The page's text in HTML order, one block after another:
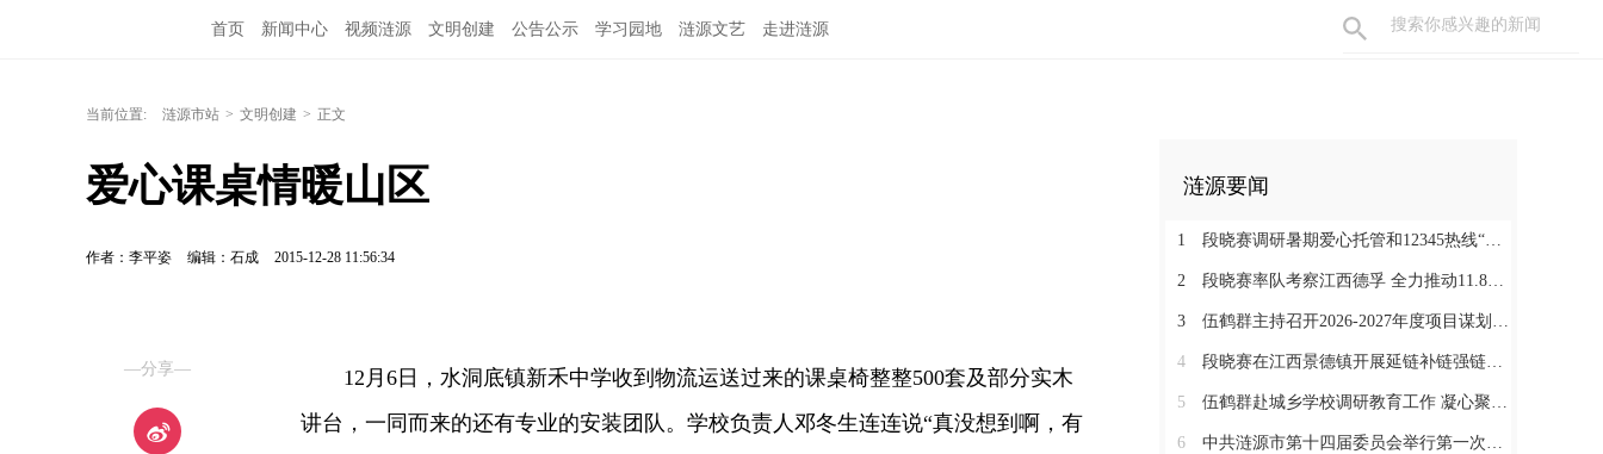
首页 新闻中心 视频涟源 文明创建 公告公示 学习园地 涟源文艺 走进涟源
当前位置: 涟源市站 > 文明创建 > 正文
爱心课桌情暖山区
作者：李平姿 编辑：石成 2015-12-28 11:56:34
—分享—
12月6日，水洞底镇新禾中学收到物流运送过来的课桌椅整整500套及部分实木
讲台，一同而来的还有专业的安装团队。学校负责人邓冬生连连说“真没想到啊，有
涟源要闻
1 段晓赛调研暑期爱心托管和12345热线“领导接听日”工作：在办好民生实事中打通基层治理“最后一米”
2 段晓赛率队考察江西德孚 全力推动11.8亿元循环经济项目提速增效
3 伍鹤群主持召开2026-2027年度项目谋划调度会
4 段晓赛在江西景德镇开展延链补链强链招商 围绕“三电一钛”精准发力
5 伍鹤群赴城乡学校调研教育工作 凝心聚力推动涟源教育高质量发展
6 中共涟源市第十四届委员会举行第一次全体会议 段晓赛当选市委书记 伍鹤群周杨当选市委副书记